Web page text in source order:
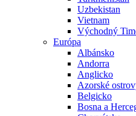
Uzbekistan
Vietnam
Východný
Európa
Albánsko
Andorra
Anglicko
Azorské
Belgicko
Bosna a